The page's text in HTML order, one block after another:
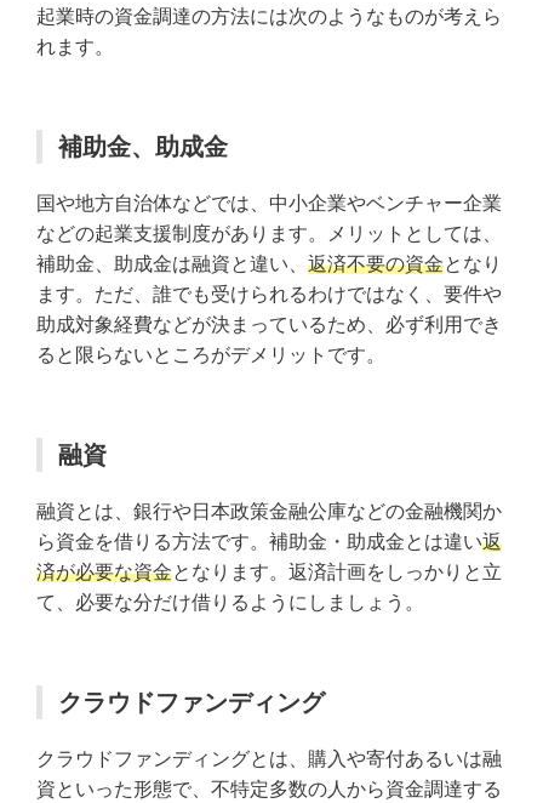
起業時の資金調達の方法には次のようなものが考えら
れます。
補助金、助成金
国や地方自治体などでは、中小企業やベンチャー企業
などの起業支援制度があります。メリットとしては、
補助金、助成金は融資と違い、 返済不要の資金となり
ます。ただ、誰でも受けられるわけではなく、要件や
助成対象経費などが決まっているため、必ず利用でき
ると限らないところがデメリットです。
融資
融資とは、銀行や日本政策金融公庫などの金融機関か
ら資金を借りる方法です。補助金・助成金とは違い返
済が必要な資金となります。返済計画をしっかりと立
て、必要な分だけ借りるようにしましょう。
クラウドファンディング
クラウドファンディングとは、購入や寄付あるいは融
資といった形態で、不特定多数の人から資金調達する